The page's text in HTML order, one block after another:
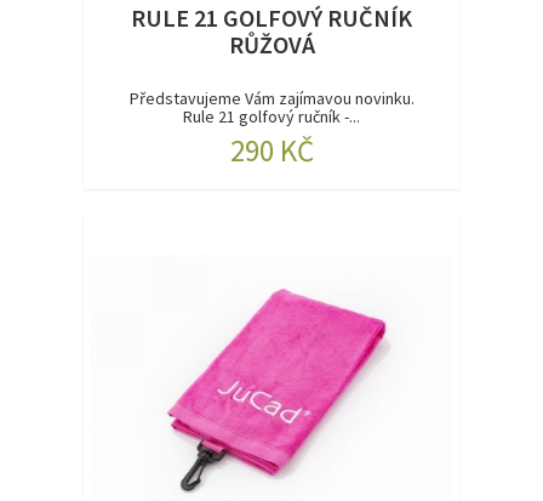
RULE 21 GOLFOVÝ RUČNÍK
RŮŽOVÁ
Představujeme Vám zajímavou novinku.
Rule 21 golfový ručník -...
290 KČ